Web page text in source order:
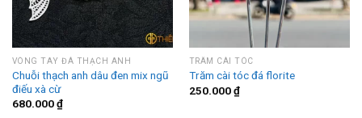
VÒNG TAY ĐÁ THẠCH ANH
Chuỗi thạch anh dâu đen mix ngũ
điếu xà cừ
680.000₫
TRÂM CÀI TÓC
Trăm cài tóc đá florite
250.000₫